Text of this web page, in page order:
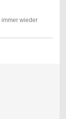
wieder